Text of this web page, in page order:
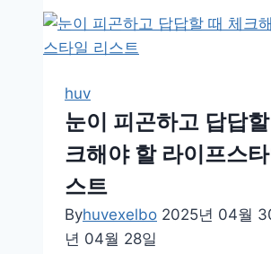
보
라
이
타
huv
눈이 피곤하고 답답
크해야 할 라이프스타
스트
Byhuvexelbo 2025년 04월
년 04월 28일